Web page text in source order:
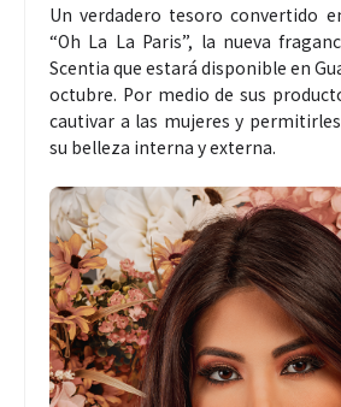
Un verdadero tesoro convertido
“Oh La La Paris”, la nueva
Scentia que estará disponible en
octubre. Por medio de sus
cautivar a las mujeres y
su belleza interna y externa.